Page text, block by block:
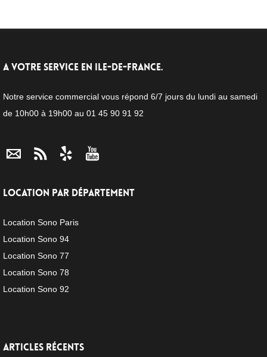
A VOTRE SERVICE EN ILE-DE-FRANCE.
Notre service commercial vous répond 6/7 jours du lundi au samedi
de 10h00 à 19h00 au 01 45 90 91 92
LOCATION PAR DÉPARTEMENT
Location Sono Paris
Location Sono 94
Location Sono 77
Location Sono 78
Location Sono 92
ARTICLES RÉCENTS